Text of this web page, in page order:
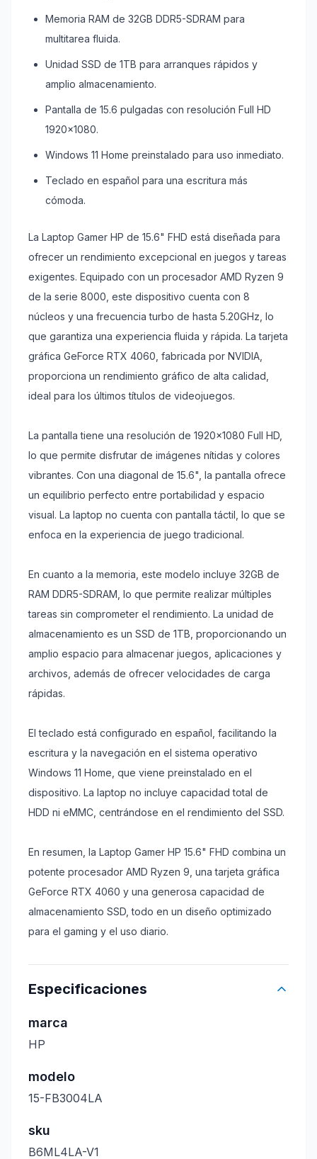
Memoria RAM de 32GB DDR5-SDRAM para
multitarea fluida.
Unidad SSD de 1TB para arranques rápidos y
amplio almacenamiento.
Pantalla de 15.6 pulgadas con resolución Full HD
1920x1080.
Windows 11 Home preinstalado para uso inmediato.
Teclado en español para una escritura más
cómoda.
La Laptop Gamer HP de 15.6" FHD está diseñada para
ofrecer un rendimiento excepcional en juegos y tareas
exigentes. Equipado con un procesador AMD Ryzen 9
de la serie 8000, este dispositivo cuenta con 8
núcleos y una frecuencia turbo de hasta 5.20GHz, lo
que garantiza una experiencia fluida y rápida. La tarjeta
gráfica GeForce RTX 4060, fabricada por NVIDIA,
proporciona un rendimiento gráfico de alta calidad,
ideal para los últimos títulos de videojuegos.
La pantalla tiene una resolución de 1920x1080 Full HD,
lo que permite disfrutar de imágenes nítidas y colores
vibrantes. Con una diagonal de 15.6", la pantalla ofrece
un equilibrio perfecto entre portabilidad y espacio
visual. La laptop no cuenta con pantalla táctil, lo que se
enfoca en la experiencia de juego tradicional.
En cuanto a la memoria, este modelo incluye 32GB de
RAM DDR5-SDRAM, lo que permite realizar múltiples
tareas sin comprometer el rendimiento. La unidad de
almacenamiento es un SSD de 1TB, proporcionando un
amplio espacio para almacenar juegos, aplicaciones y
archivos, además de ofrecer velocidades de carga
rápidas.
El teclado está configurado en español, facilitando la
escritura y la navegación en el sistema operativo
Windows 11 Home, que viene preinstalado en el
dispositivo. La laptop no incluye capacidad total de
HDD ni eMMC, centrándose en el rendimiento del SSD.
En resumen, la Laptop Gamer HP 15.6" FHD combina un
potente procesador AMD Ryzen 9, una tarjeta gráfica
GeForce RTX 4060 y una generosa capacidad de
almacenamiento SSD, todo en un diseño optimizado
para el gaming y el uso diario.
Especificaciones
marca
HP
modelo
15-FB3004LA
sku
B6ML4LA-V1